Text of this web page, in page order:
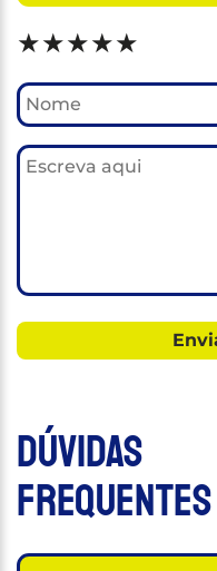
★★★★★
Dúvidas
Frequentes